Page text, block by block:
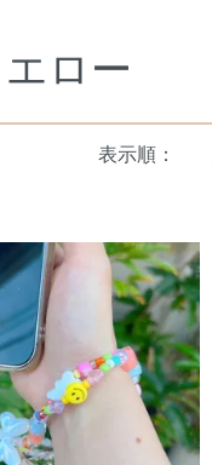
ロー
表示順：